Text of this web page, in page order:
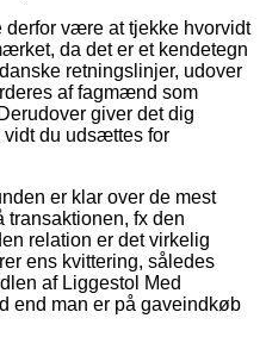
være at tjekke hvorvidt
da det er et kendetegn
retningslinjer, udover
af fagmænd som
giver det dig
vidt du udsættes for
er klar over de mest
transaktionen, fx den
relation er det virkelig
ens kvittering, således
af Liggestol Med
end man er på gaveindkøb